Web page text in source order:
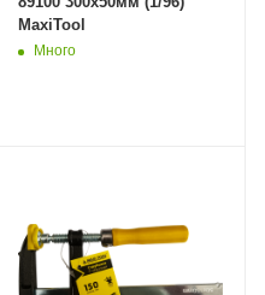
MaxiTool
Много